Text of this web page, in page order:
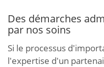
Des démarches
par nos soins
Si le processus
l'expertise d'un